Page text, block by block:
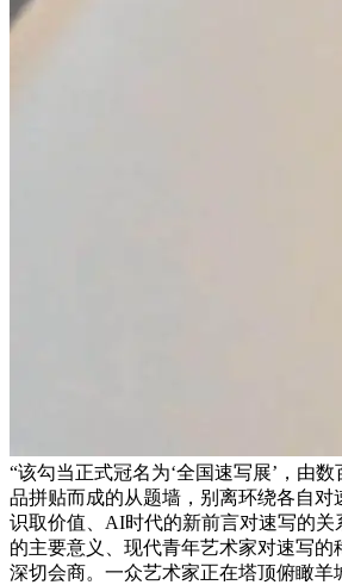
“该勾当正式冠名为‘全国速写展’，由
品拼贴而成的从题墙，别离环绕各自对
识取价值、AI时代的新前言对速写的关
的主要意义、现代青年艺术家对速写的
深切会商。一众艺术家正在塔顶俯瞰羊